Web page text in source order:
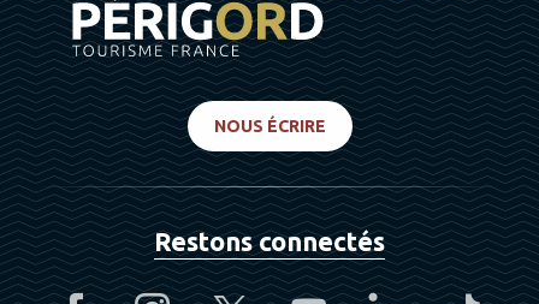
NOUS ÉCRIRE
Restons connectés